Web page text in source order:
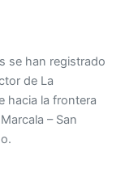
se han registrado
de La
hacia la frontera
– San